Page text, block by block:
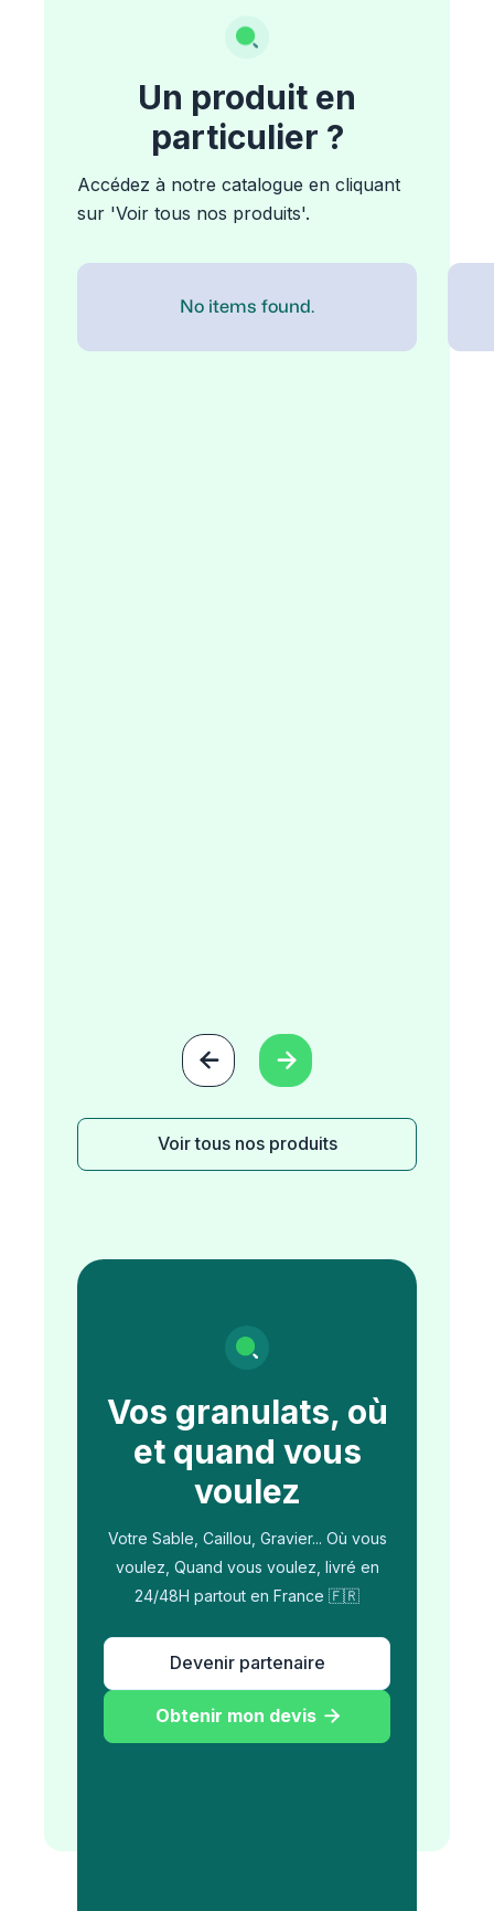
Un produit en
particulier ?
Accédez à notre catalogue en cliquant
sur 'Voir tous nos produits'.
No items found.
 
Voir tous nos produits
Vos granulats, où
et quand vous
voulez
Votre Sable, Caillou, Gravier... Où vous
voulez, Quand vous voulez, livré en
24/48H partout en France 🇫🇷
Devenir partenaire
Obtenir mon devis 